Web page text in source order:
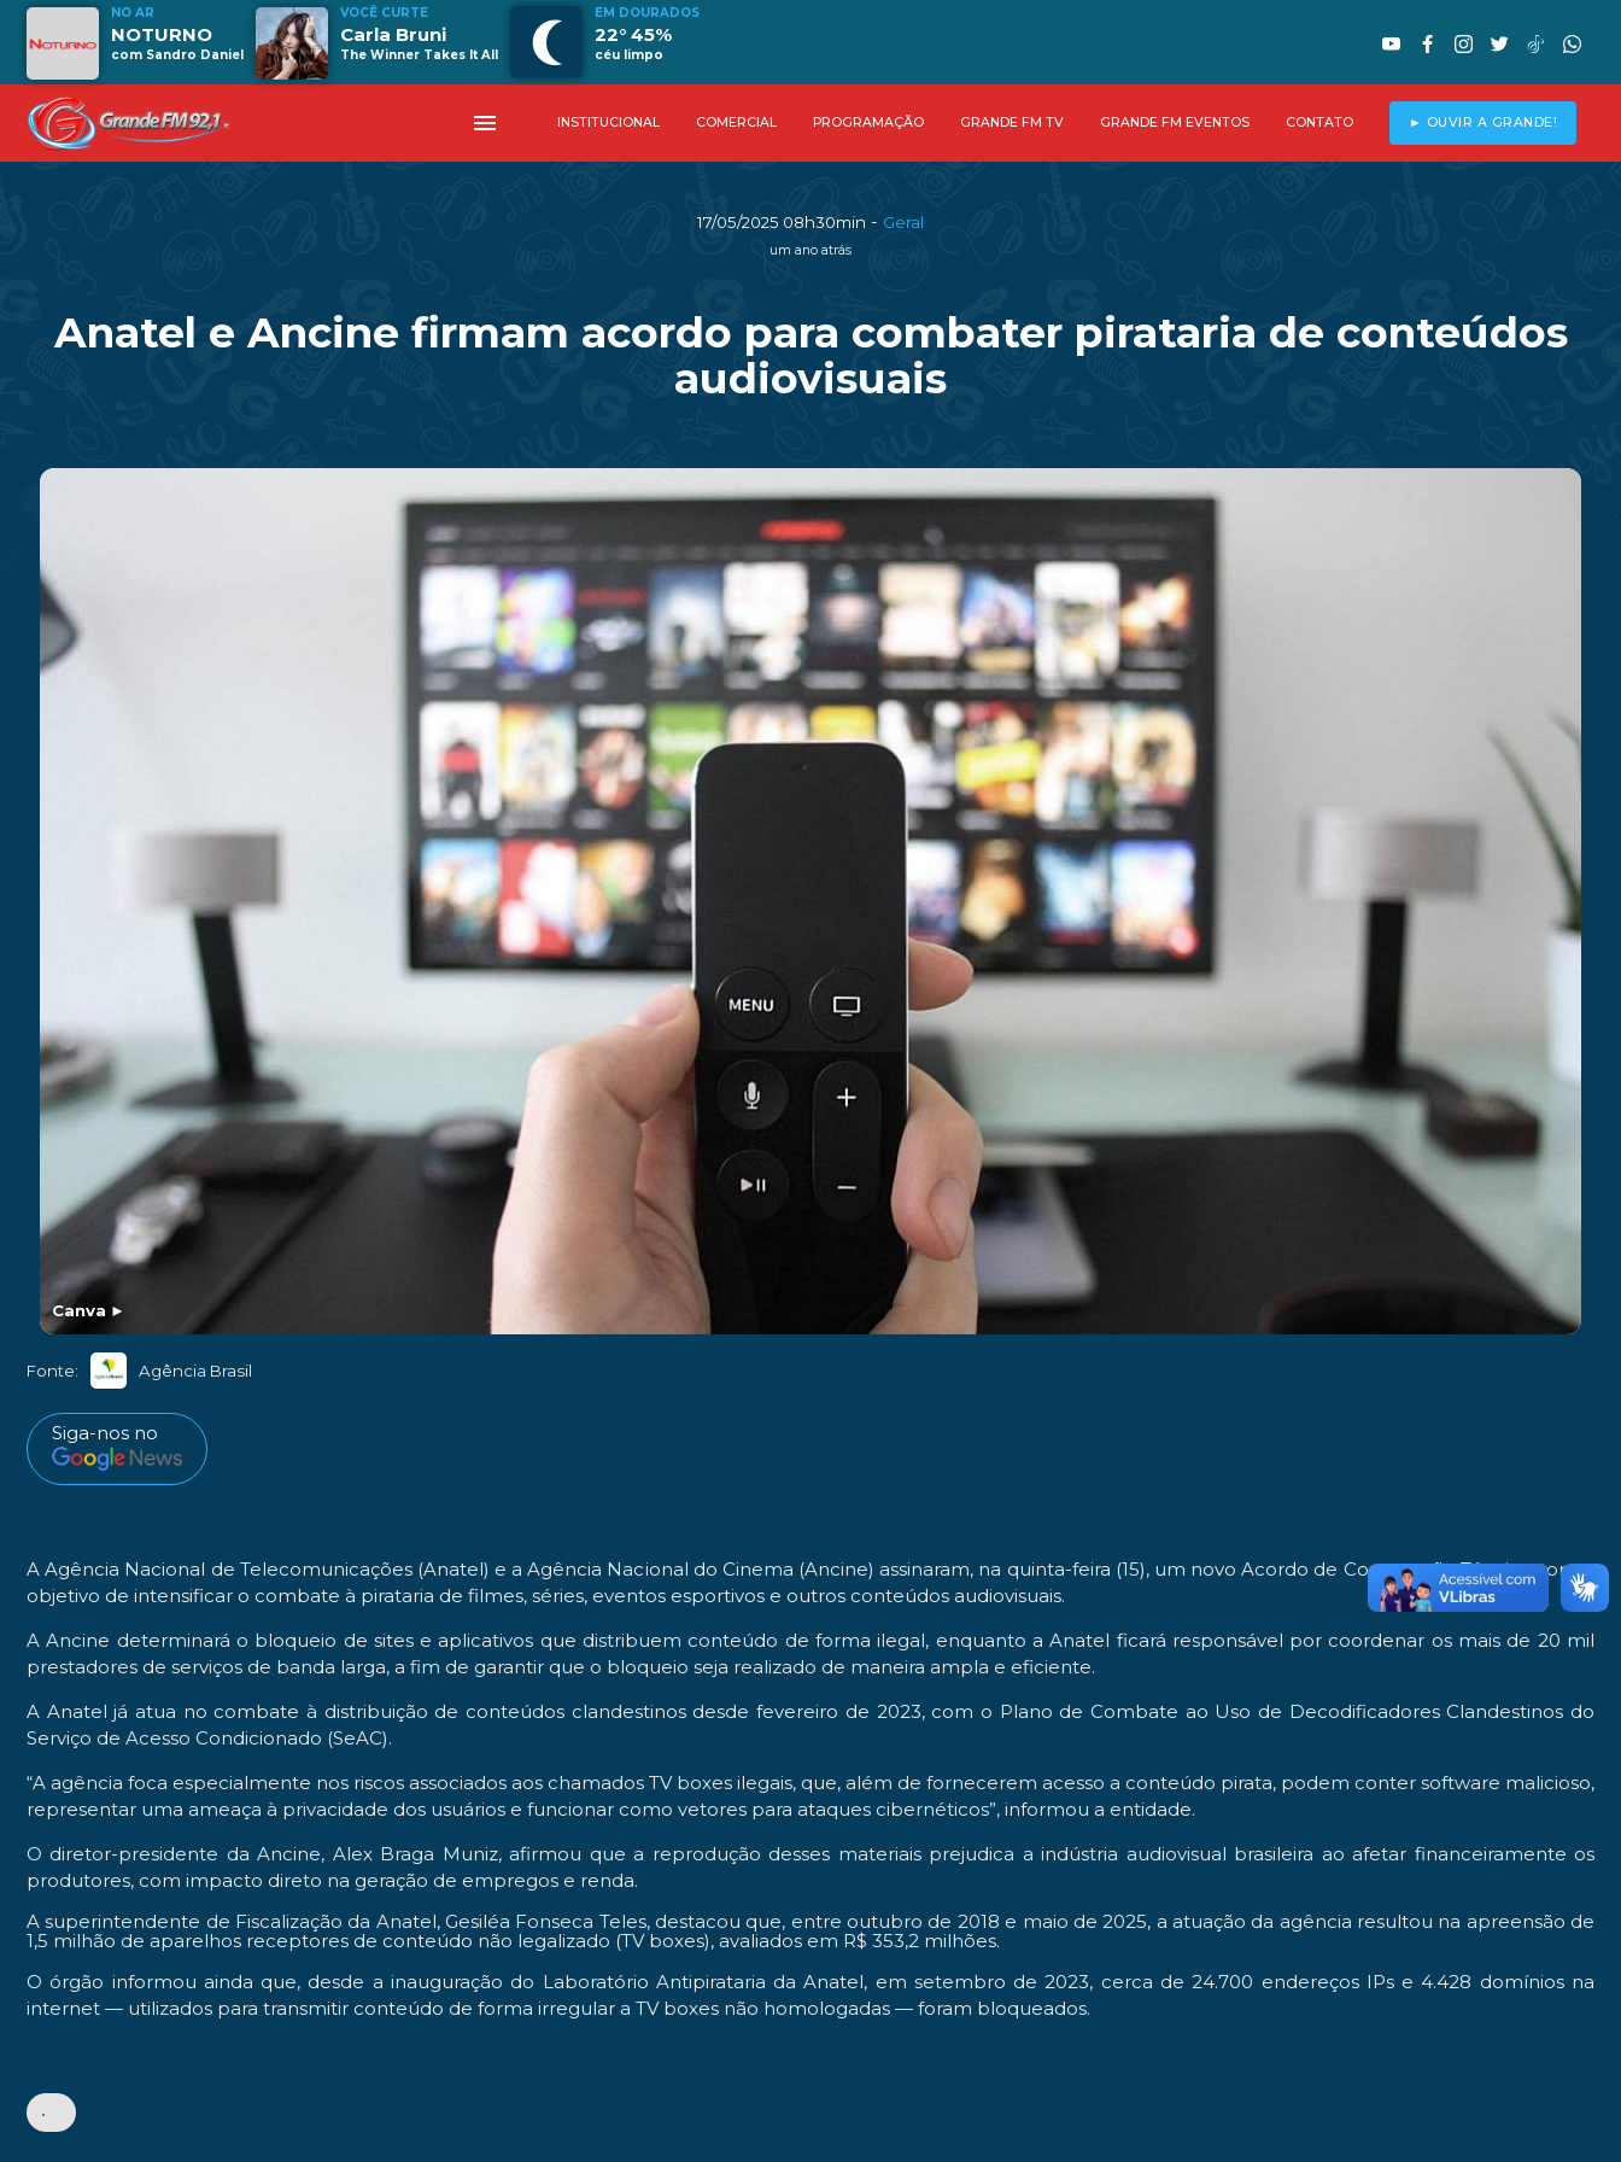
NO AR
NOTURNO
com Sandro Daniel
VOCÊ CURTE
Carla Bruni
The Winner Takes It All
EM DOURADOS
22° 45%
céu limpo
menu INSTITUCIONAL COMERCIAL PROGRAMAÇÃO GRANDE FM TV GRANDE FM EVENTOS CONTATO ► OUVIR A GRANDE!
17/05/2025 08h30min - Geral
um ano atrás
Anatel e Ancine firmam acordo para combater pirataria de conteúdos
audiovisuais
Canva ►
Fonte: Agência Brasil
Siga-nos no
A Agência Nacional de Telecomunicações (Anatel) e a Agência Nacional do Cinema (Ancine) assinaram, na quinta-feira (15), um novo Acordo de Cooperação Técnica com o
objetivo de intensificar o combate à pirataria de filmes, séries, eventos esportivos e outros conteúdos audiovisuais.
A Ancine determinará o bloqueio de sites e aplicativos que distribuem conteúdo de forma ilegal, enquanto a Anatel ficará responsável por coordenar os mais de 20 mil
prestadores de serviços de banda larga, a fim de garantir que o bloqueio seja realizado de maneira ampla e eficiente.
A Anatel já atua no combate à distribuição de conteúdos clandestinos desde fevereiro de 2023, com o Plano de Combate ao Uso de Decodificadores Clandestinos do
Serviço de Acesso Condicionado (SeAC).
“A agência foca especialmente nos riscos associados aos chamados TV boxes ilegais, que, além de fornecerem acesso a conteúdo pirata, podem conter software malicioso,
representar uma ameaça à privacidade dos usuários e funcionar como vetores para ataques cibernéticos”, informou a entidade.
O diretor-presidente da Ancine, Alex Braga Muniz, afirmou que a reprodução desses materiais prejudica a indústria audiovisual brasileira ao afetar financeiramente os
produtores, com impacto direto na geração de empregos e renda.
A superintendente de Fiscalização da Anatel, Gesiléa Fonseca Teles, destacou que, entre outubro de 2018 e maio de 2025, a atuação da agência resultou na apreensão de
1,5 milhão de aparelhos receptores de conteúdo não legalizado (TV boxes), avaliados em R$ 353,2 milhões.
O órgão informou ainda que, desde a inauguração do Laboratório Antipirataria da Anatel, em setembro de 2023, cerca de 24.700 endereços IPs e 4.428 domínios na
internet — utilizados para transmitir conteúdo de forma irregular a TV boxes não homologadas — foram bloqueados.
•